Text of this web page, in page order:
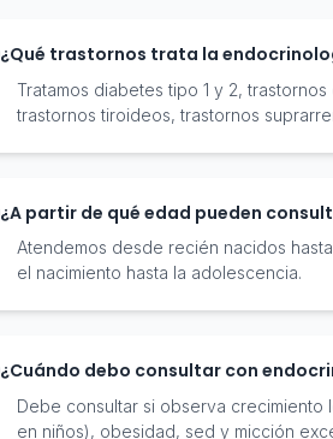
¿Qué trastornos trata la
Tratamos diabetes tipo 1 y 2,
trastornos tiroideos, trastornos
¿A partir de qué edad pueden
Atendemos desde recién nacidos
el nacimiento hasta la adolescencia.
¿Cuándo debo consultar con
Debe consultar si observa
en niños), obesidad, sed y micción